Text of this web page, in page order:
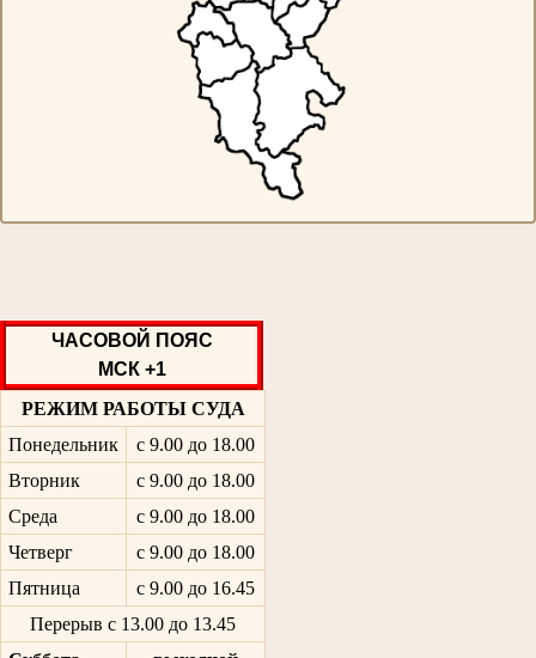
ЧАСОВОЙ ПОЯС
МСК +1
РЕЖИМ РАБОТЫ СУДА
Понедельник
с 9.00 до 18.00
Вторник
с 9.00 до 18.00
Среда
с 9.00 до 18.00
Четверг
с 9.00 до 18.00
Пятница
с 9.00 до 16.45
Перерыв с 13.00 до 13.45